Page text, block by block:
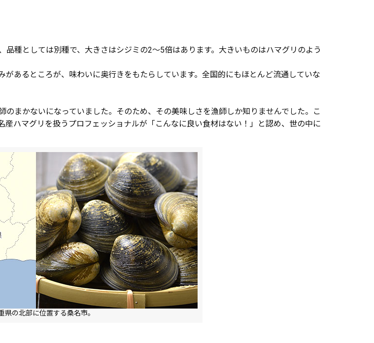
種としては別種で、大きさはシジミの2～5倍はあります。大きいものはハマグリのよう
あるところが、味わいに奥行きをもたらしています。全国的にもほとんど流通していな
まかないになっていました。そのため、その美味しさを漁師しか知りませんでした。こ
ハマグリを扱うプロフェッショナルが「こんなに良い食材はない！」と認め、世の中に
県の北部に位置する桑名市。